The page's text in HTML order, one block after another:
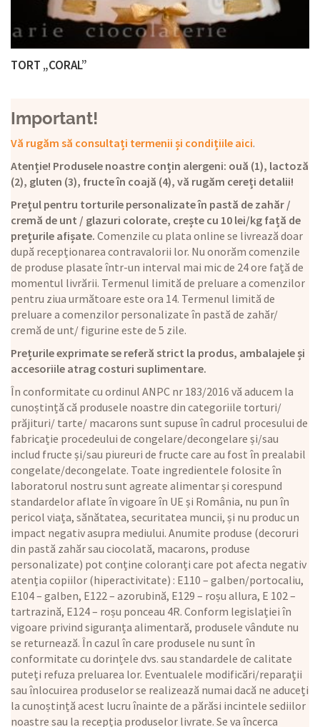
TORT „CORAL”
Important!
Vă rugăm să consultați termenii și condițiile aici.
Atenție! Produsele noastre conțin alergeni: ouă (1), lactoză
(2), gluten (3), fructe în coajă (4), vă rugăm cereți detalii!
Prețul pentru torturile personalizate în pastă de zahăr /
cremă de unt / glazuri colorate, crește cu 10 lei/kg față de
prețurile afișate. Comenzile cu plata online se livrează doar
după recepționarea contravalorii lor. Nu onorăm comenzile
de produse plasate într-un interval mai mic de 24 ore față de
momentul livrării. Termenul limită de preluare a comenzilor
pentru ziua următoare este ora 14. Termenul limită de
preluare a comenzilor personalizate în pastă de zahăr/
cremă de unt/ figurine este de 5 zile.
Prețurile exprimate se referă strict la produs, ambalajele și
accesoriile atrag costuri suplimentare.
În conformitate cu ordinul ANPC nr 183/2016 vă aducem la
cunoștință că produsele noastre din categoriile torturi/
prăjituri/ tarte/ macarons sunt supuse în cadrul procesului de
fabricație procedeului de congelare/decongelare și/sau
includ fructe și/sau piureuri de fructe care au fost în prealabil
congelate/decongelate. Toate ingredientele folosite în
laboratorul nostru sunt agreate alimentar și corespund
standardelor aflate în vigoare în UE și România, nu pun în
pericol viața, sănătatea, securitatea muncii, și nu produc un
impact negativ asupra mediului. Anumite produse (decoruri
din pastă zahăr sau ciocolată, macarons, produse
personalizate) pot conține coloranți care pot afecta negativ
atenția copiilor (hiperactivitate) : E110 – galben/portocaliu,
E104 – galben, E122 – azorubină, E129 – roșu allura, E 102 –
tartrazină, E124 – roșu ponceau 4R. Conform legislației în
vigoare privind siguranța alimentară, produsele vândute nu
se returnează. În cazul în care produsele nu sunt în
conformitate cu dorințele dvs. sau standardele de calitate
puteți refuza preluarea lor. Eventualele modificări/reparații
sau înlocuirea produselor se realizează numai dacă ne aduceți
la cunoștință acest lucru înainte de a părăsi incintele sediilor
noastre sau la recepția produselor livrate. Se va încerca